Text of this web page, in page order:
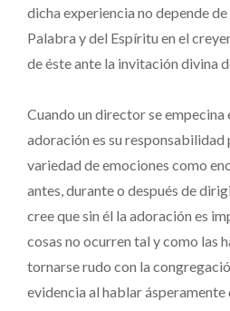
dicha experiencia no depende
Palabra y del Espíritu en el
de éste ante la invitación divina
Cuando un director se empecina
adoración es su responsabilidad
variedad de emociones como
antes, durante o después de
cree que sin él la adoración es
cosas no ocurren tal y como las
tornarse rudo con la
evidencia al hablar